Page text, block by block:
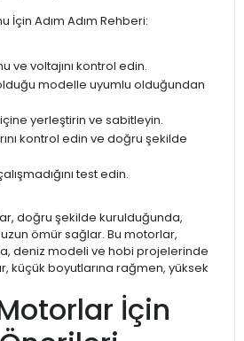
İçin Adım Adım Rehberi:
ve voltajını kontrol edin.
modelle uyumlu olduğundan
yerleştirin ve sabitleyin.
kontrol edin ve doğru şekilde
test edin.
doğru şekilde kurulduğunda,
ömür sağlar. Bu motorlar,
deniz modeli ve hobi projelerinde
küçük boyutlarına rağmen, yüksek
İçin